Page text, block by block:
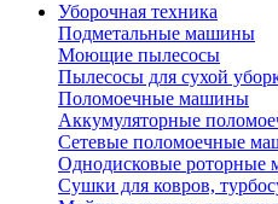
Уборочная техника
Подметальные машины
Моющие пылесосы
Пылесосы для сухой
Поломоечные машины
Аккумуляторные
Сетевые поломоечные
Однодисковые роторные
Сушки для ковров,